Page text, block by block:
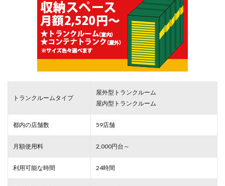
トランクルームタイプ
屋外型トランクルーム
屋内型トランクルーム
都内の店舗数 59店舗
月額使用料 2,000円台～
利用可能な時間 24時間